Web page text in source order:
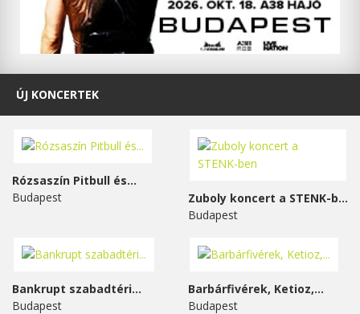
ÚJ KONCERTEK
Rózsaszín Pitbull és...
Budapest
Zuboly koncert a STENK-ben
Budapest
Bankrupt szabadtéri...
Budapest
Barbárfivérek, Ketioz,...
Budapest